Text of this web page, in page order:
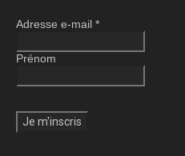
Adresse e-mail *
Prénom